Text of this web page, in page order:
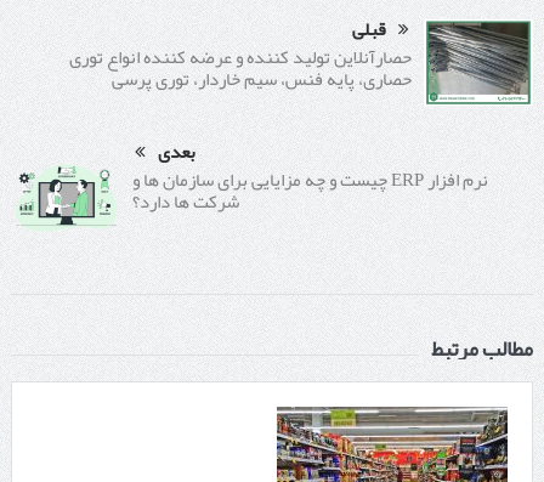
قبلی
حصارآنلاین تولید کننده و عرضه کننده انواع توری
حصاری، پایه فنس، سیم خاردار، توری پرسی
بعدی
نرم افزار ERP چیست و چه مزایایی برای سازمان ها و
شرکت ها دارد؟
مطالب مرتبط